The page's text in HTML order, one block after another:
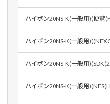
ハイポン20NS-K(一般用)(便覧
ハイポン20NS-K(一般用
ハイポン20NS-K(一般用
ハイポン20NS-K(一般用